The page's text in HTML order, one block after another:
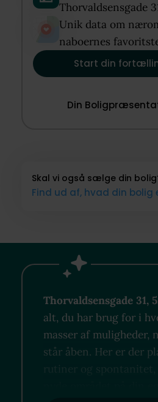
Thorvaldsensgade
Unik data om
naboernes
Start din
Din
Skal vi også sælge din
Find ud af, hvad din
Thorvaldsensgade 31,
alt, du har brug for i
masser af muligheder,
står åben. Her er der
rutiner og spontanitet,